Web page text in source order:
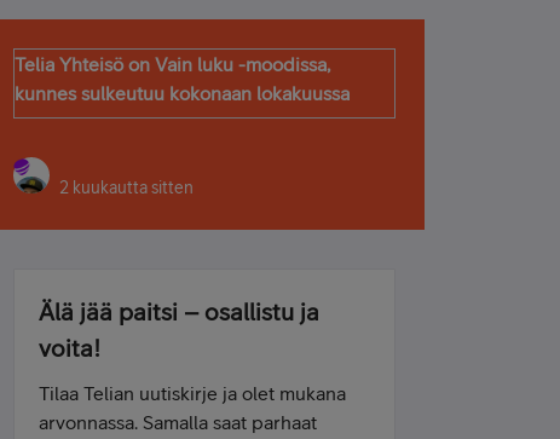
Telia Yhteisö on Vain luku -moodissa,
kunnes sulkeutuu kokonaan lokakuussa
2 kuukautta sitten
Älä jää paitsi – osallistu ja
voita!
Tilaa Telian uutiskirje ja olet mukana
arvonnassa. Samalla saat parhaat